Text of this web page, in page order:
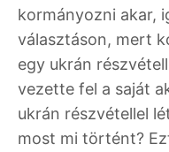
kormányozni akar,
választáson, mert
egy ukrán
vezette fel a saját
ukrán részvétellel
most mi történt?